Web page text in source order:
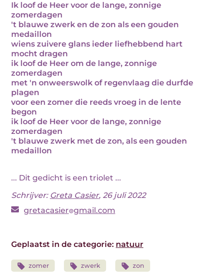
Ik loof de Heer voor de lange, zonnige
zomerdagen
't blauwe zwerk en de zon als een gouden
medaillon
wiens zuivere glans ieder liefhebbend hart
mocht dragen
ik loof de Heer om de lange, zonnige
zomerdagen
met 'n onweerswolk of regenvlaag die durfde
plagen
voor een zomer die reeds vroeg in de lente
begon
ik loof de Heer voor de lange, zonnige
zomerdagen
't blauwe zwerk met de zon, als een gouden
medaillon
... Dit gedicht is een triolet ...
Schrijver: Greta Casier, 26 juli 2022
gretacasier gmail.com
Geplaatst in de categorie: natuur
zomer zwerk zon